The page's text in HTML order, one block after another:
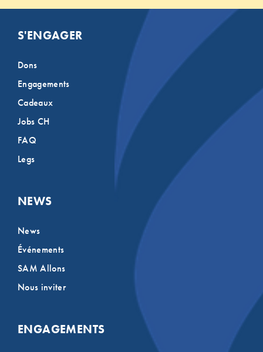
S'ENGAGER
Dons
Engagements
Cadeaux
Jobs CH
FAQ
Legs
NEWS
News
Événements
SAM Allons
Nous inviter
ENGAGEMENTS